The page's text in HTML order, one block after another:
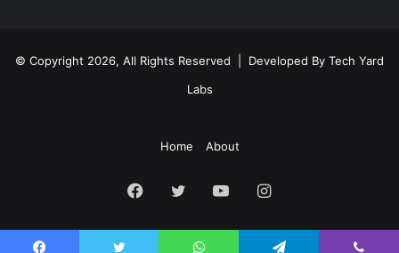
© Copyright 2026, All Rights Reserved | Developed By Tech Yard
Labs
Home About
Facebook
Twitter YouTubeInstagram